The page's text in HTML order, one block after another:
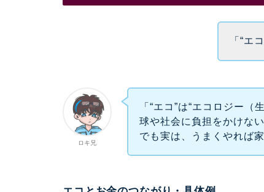
「“エ
ロキ兄
「“エコ”は“エコロジー
球や社会に負担をかけな
でも実は、うまくやれば